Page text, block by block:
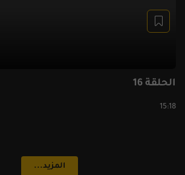
الحلقة 16
15:18